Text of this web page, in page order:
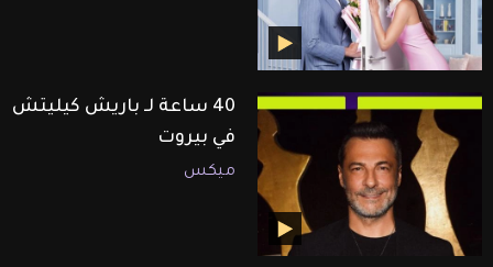
40 ساعة لـ باريش كيليتش
في بيروت
ميكس